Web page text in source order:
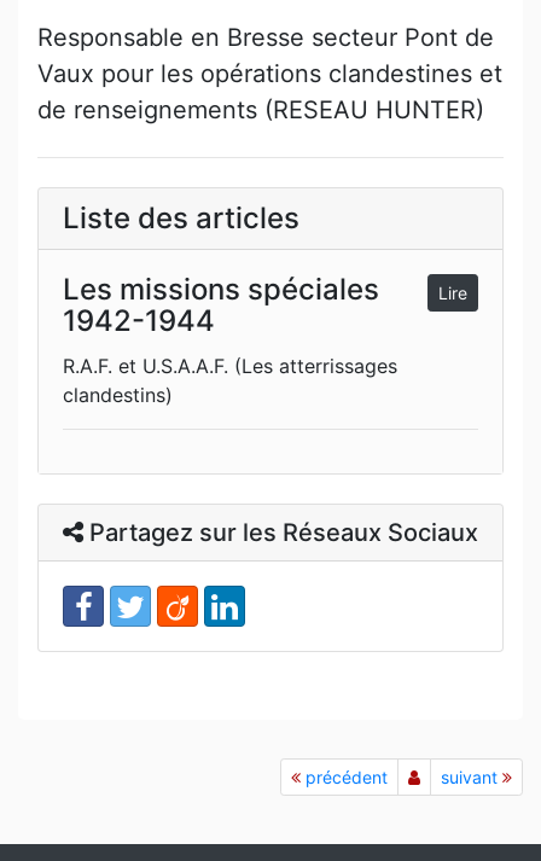
Responsable en Bresse secteur Pont de
Vaux pour les opérations clandestines et
de renseignements (RESEAU HUNTER)
Liste des articles
Lire
Les missions spéciales
1942-1944
R.A.F. et U.S.A.A.F. (Les atterrissages
clandestins)
Partagez sur les Réseaux Sociaux
précédent suivant